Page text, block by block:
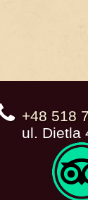
+48 518
ul. Dietla